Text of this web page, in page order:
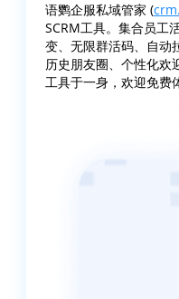
语鹦企服私域管家 (
SCRM工具。集合员工
变、无限群活码、自动
历史朋友圈、个性化欢
工具于一身，欢迎免费